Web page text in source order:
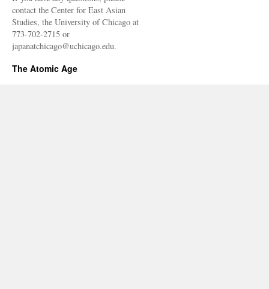
contact the Center for East Asian
Studies, the University of Chicago at
773-702-2715 or
japanatchicago@uchicago.edu.
The Atomic Age